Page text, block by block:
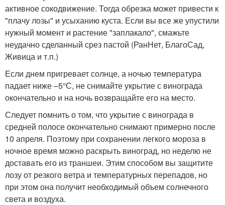
активное сокодвижение. Тогда обрезка может привести к
"плачу лозы" и усыханию куста. Если вы все же упустили
нужный момент и растение "заплакало", смажьте
неудачно сделанный срез пастой (РанНет, БлагоСад,
Живица и т.п.)
Если днем пригревает солнце, а ночью температура
падает ниже –5°С, не снимайте укрытие с винограда
окончательно и на ночь возвращайте его на место.
Следует помнить о том, что укрытие с винограда в
средней полосе окончательно снимают примерно после
10 апреля. Поэтому при сохранении легкого мороза в
ночное время можно раскрыть виноград, но неделю не
доставать его из траншеи. Этим способом вы защитите
лозу от резкого ветра и температурных перепадов, но
при этом она получит необходимый объем солнечного
света и воздуха.